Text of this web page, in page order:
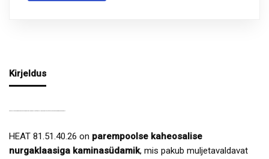
Kirjeldus
HEAT 81.51.40.26 on parempoolse kaheosalise
nurgaklaasiga kaminasüdamik, mis pakub muljetavaldavat